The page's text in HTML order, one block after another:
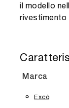
il modello
Marca
Excò